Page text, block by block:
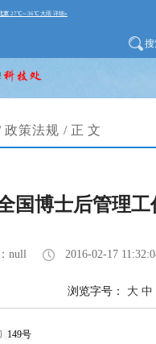
政策法规 /正文
国博士后管理工
null 2016-02-17
浏览字号： 大 中
149号